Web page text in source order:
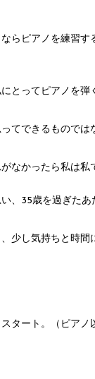
らピアノを練習す
とってピアノを弾
てできるものでは
なかったら私は私
、35歳を過ぎた
少し気持ちと時
タート。（ピアノ